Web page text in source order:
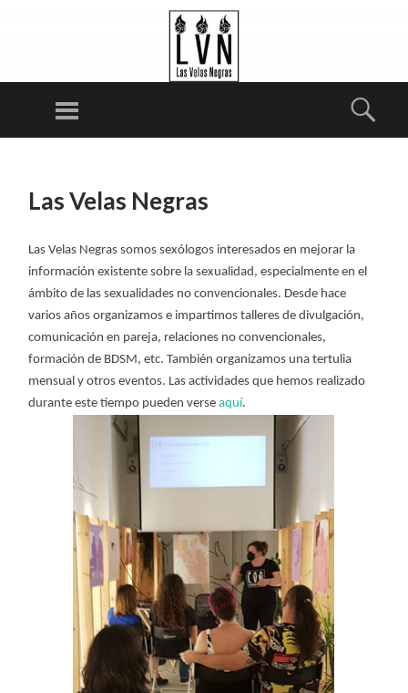
LA
G
RA
S
Menú
CONTENIDO
Las Velas Negras
Las Velas Negras somos sexólogos interesados en mejorar la
información existente sobre la sexualidad, especialmente en el
ámbito de las sexualidades no convencionales. Desde hace
varios años organizamos e impartimos talleres de divulgación,
comunicación en pareja, relaciones no convencionales,
formación de BDSM, etc. También organizamos una tertulia
mensual y otros eventos. Las actividades que hemos realizado
durante este tiempo pueden verseaquí.